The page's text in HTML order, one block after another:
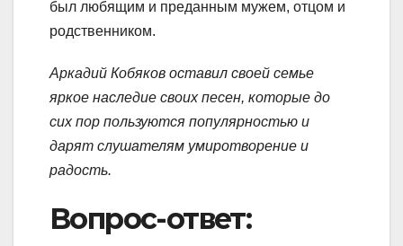
был любящим и преданным мужем, отцом и
родственником.
Аркадий Кобяков оставил своей семье
яркое наследие своих песен, которые до
сих пор пользуются популярностью и
дарят слушателям умиротворение и
радость.
Вопрос-ответ: